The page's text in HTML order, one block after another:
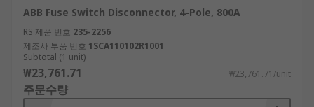
ABB Fuse Switch Disconnector, 4-Pole, 800A
RS 제품 번호 235-2256
제조사 부품 번호 1SCA110102R1001
Subtotal (1 unit)
₩23,761.71 ₩23,761.71/unit
주문수량